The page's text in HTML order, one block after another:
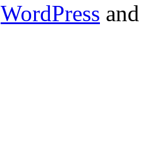
WordPress